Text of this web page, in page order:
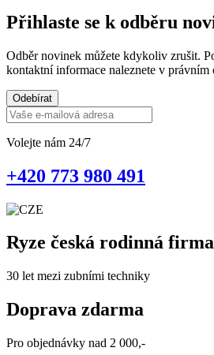
Přihlaste se k odběru
Odběr novinek můžete kdykoliv zrušit.
kontaktní informace naleznete v právním
Odebírat
Volejte nám 24/7
+420 773 980 491
Ryze česká rodinná firma
30 let mezi zubními techniky
Doprava zdarma
Pro objednávky nad 2 000,-